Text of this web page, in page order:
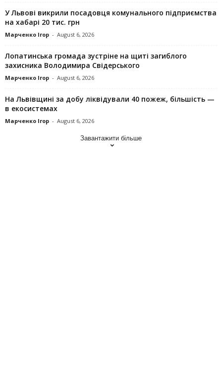
У Львові викрили посадовця комунального підприємства
на хабарі 20 тис. грн
Марченко Ігор - August 6, 2026
Лопатинська громада зустріне на щиті загиблого
захисника Володимира Свідерського
Марченко Ігор - August 6, 2026
На Львівщині за добу ліквідували 40 пожеж, більшість —
в екосистемах
Марченко Ігор - August 6, 2026
Завантажити більше